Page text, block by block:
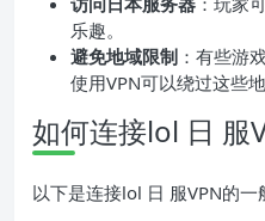
乐趣。
避免地域限制 ：有些游
使用VPN可以绕过这些地
如何连接lol 日 服
以下是连接lol 日 服VPN的一